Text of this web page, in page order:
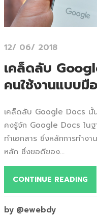
12/ 06/ 2018
เคล็ดลับ
คนใช้งานแบบมื
เคล็ดลับ Google Docs นั้
คงรู้จัก Google Docs ในฐ
ทำเอกสาร ซึ่งหลักการทำง
หลัก ซึ่งขอดีของ...
CONTINUE READING
by @ewebdy